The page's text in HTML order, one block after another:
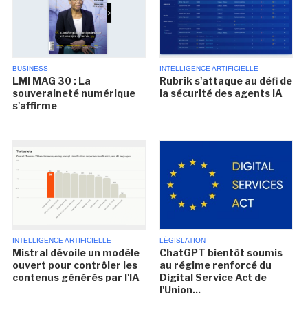
BUSINESS
LMI MAG 30 : La
souveraineté numérique
s'affirme
INTELLIGENCE ARTIFICIELLE
Rubrik s'attaque au défi de
la sécurité des agents IA
INTELLIGENCE ARTIFICIELLE
Mistral dévoile un modèle
ouvert pour contrôler les
contenus générés par l'IA
LÉGISLATION
ChatGPT bientôt soumis
au régime renforcé du
Digital Service Act de
l'Union...